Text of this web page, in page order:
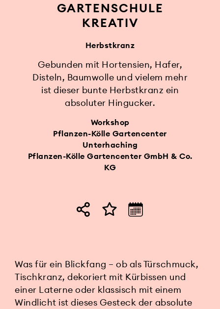
GARTENSCHULE
KREATIV
Herbstkranz
Gebunden mit Hortensien, Hafer,
Disteln, Baumwolle und vielem mehr
ist dieser bunte Herbstkranz ein
absoluter Hingucker.
Workshop
Pflanzen-Kölle Gartencenter
Unterhaching
Pflanzen-Kölle Gartencenter GmbH & Co.
KG
Was für ein Blickfang – ob als Türschmuck,
Tischkranz, dekoriert mit Kürbissen und
einer Laterne oder klassisch mit einem
Windlicht ist dieses Gesteck der absolute